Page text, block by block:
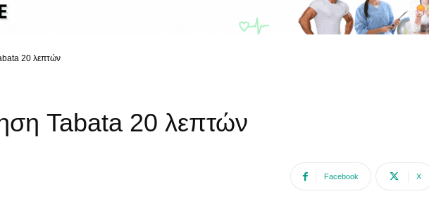
20 λεπτών
Tabata 20 λεπτών
Facebook X